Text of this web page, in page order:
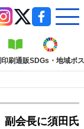
印刷通販SDGs・地域ポ
会長に須田氏